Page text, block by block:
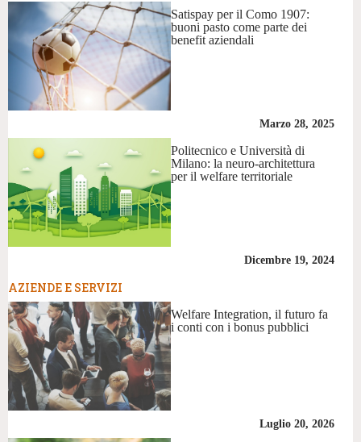
Satispay per il Como 1907:
buoni pasto come parte dei
benefit aziendali
Marzo 28, 2025
Politecnico e Università di
Milano: la neuro-architettura
per il welfare territoriale
Dicembre 19, 2024
AZIENDE E SERVIZI
Welfare Integration, il futuro fa
i conti con i bonus pubblici
Luglio 20, 2026